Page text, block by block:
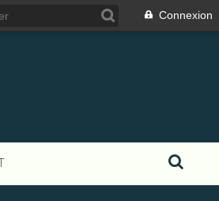
Connexion